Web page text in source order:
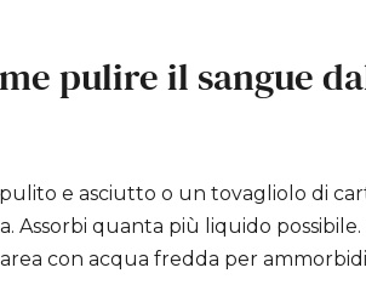
pulire il sangue
e asciutto o un tovagliolo di
Assorbi quanta più liquido possibile.
con acqua fredda per